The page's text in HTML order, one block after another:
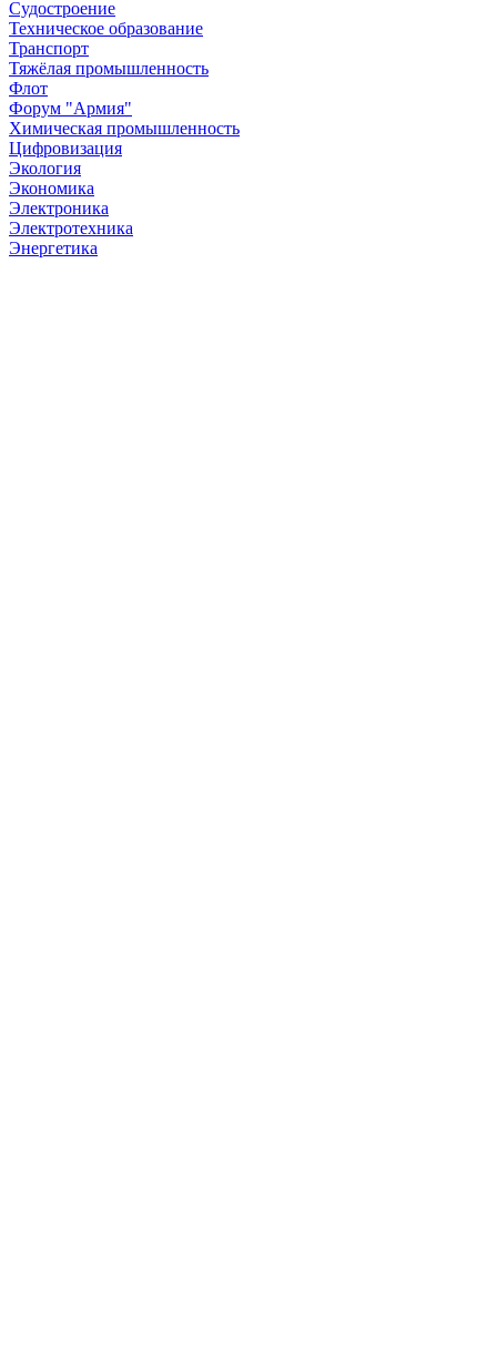
Судостроение
Техническое образование
Транспорт
Тяжёлая промышленность
Флот
Форум "Армия"
Химическая промышленность
Цифровизация
Экология
Экономика
Электроника
Электротехника
Энергетика